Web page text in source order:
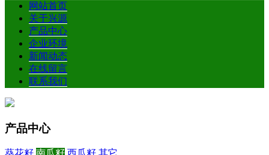
网站首页
关于兴源
产品中心
企业环境
新闻动态
在线留言
联系我们
产品中心